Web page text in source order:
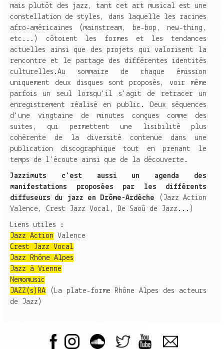
mais plutôt des jazz, tant cet art musical est une
constellation de styles, dans laquelle les racines
afro-américaines (mainstream, be-bop, new-thing,
etc...) côtoient les formes et les tendances
actuelles ainsi que des projets qui valorisent la
rencontre et le partage des différentes identités
culturelles.Au sommaire de chaque émission
uniquement deux disques sont proposés, voir même
parfois un seul lorsqu'il s'agit de retracer un
enregistrement réalisé en public. Deux séquences
d'une vingtaine de minutes conçues comme des
suites, qui permettent une lisibilité plus
cohérente de la diversité contenue dans une
publication discographique tout en prenant le
temps de l'écoute ainsi que de la découverte.
Jazzimuts c'est aussi un agenda des
manifestations proposées par les différents
diffuseurs du jazz en Drôme-Ardèche (Jazz Action
Valence, Crest Jazz Vocal, De Saoû de Jazz...)
Liens utiles :
Jazz Action Valence
Crest Jazz Vocal
Jazz Rhône Alpes
Jazz à Vienne
Nemomusic
JAZZ(s)RA (La plate-forme Rhône Alpes des acteurs
de Jazz)